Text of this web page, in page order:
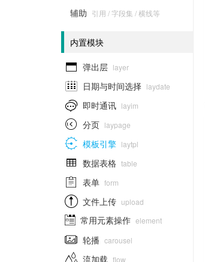
辅助 引用 / 字段集 / 横线等
内置模块
 弹出层 layer
 日期与时间选择 laydate
 即时通讯 layim
 分页 laypage
 模板引擎 laytpl
 数据表格 table
 表单 form
 文件上传 upload
 常用元素操作 element
 轮播 carousel
 流加载 flow